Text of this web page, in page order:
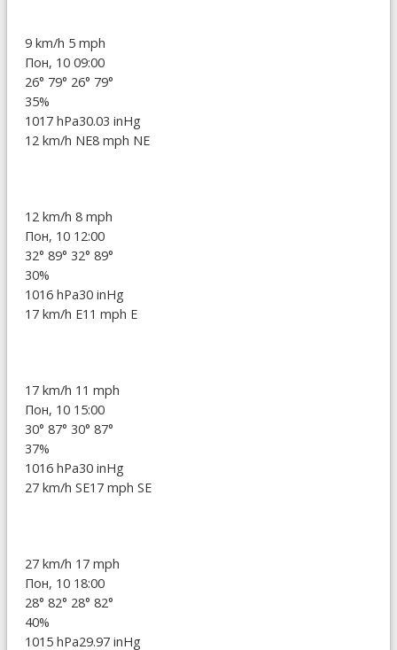
9 km/h 5 mph
Пон, 10 09:00
26° 79° 26° 79°
35%
1017 hPa30.03 inHg
12 km/h NE8 mph NE
12 km/h 8 mph
Пон, 10 12:00
32° 89° 32° 89°
30%
1016 hPa30 inHg
17 km/h E11 mph E
17 km/h 11 mph
Пон, 10 15:00
30° 87° 30° 87°
37%
1016 hPa30 inHg
27 km/h SE17 mph SE
27 km/h 17 mph
Пон, 10 18:00
28° 82° 28° 82°
40%
1015 hPa29.97 inHg